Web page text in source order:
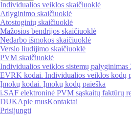
Individualios veiklos skaičiuoklė
Atlyginimo skaičiuoklė
Atostoginių skaičiuoklė
Mažosios bendrijos skaičiuoklė
Nedarbo išmokos skaičiuoklė
Verslo liudijimo skaičiuoklė
PVM skaičiuoklė
Individualios veiklos sistemų palyginimas
EVRK kodai. Individualios veiklos kodų
Įmokų kodai. Įmokų kodų paieška
i.SAF elektroninė PVM sąskaitų faktūrų
DUKApie musKontaktai
Prisijungti